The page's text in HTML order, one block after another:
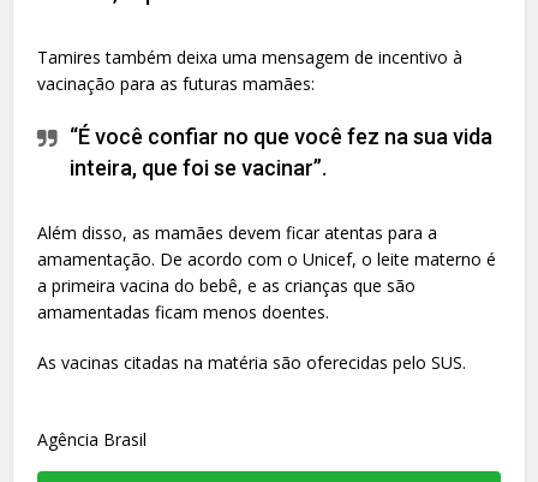
Tamires também deixa uma mensagem de incentivo à
vacinação para as futuras mamães:
“É você confiar no que você fez na sua vida
inteira, que foi se vacinar”.
Além disso, as mamães devem ficar atentas para a
amamentação. De acordo com o Unicef, o leite materno é
a primeira vacina do bebê, e as crianças que são
amamentadas ficam menos doentes.
As vacinas citadas na matéria são oferecidas pelo SUS.
Agência Brasil